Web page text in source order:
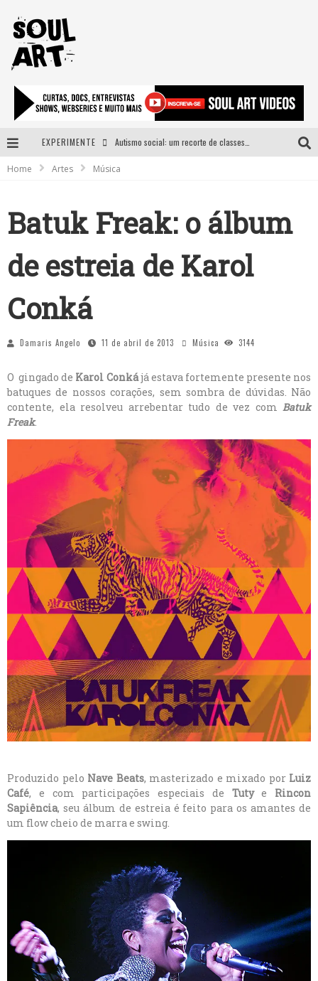
EXPERIMENTE
A subida da rampa é diferente!
Novo single de Arnaldo Tifu, “De Testa” explora brasilidade em sons, cores e símbolos
Home Artes Música
Batuk Freak: o álbum
de estreia de Karol
Conká
Damaris Angelo 11 de abril de 2013 Música 3144
O gingado de Karol Conkájá estava fortemente presente nos
batuques de nossos corações, sem sombra de dúvidas. Não
contente, ela resolveu arrebentar tudo de vez com Batuk
Freak.
Produzido pelo Nave Beats, masterizado e mixado por Luiz
Café, e com participações especiais de Tutye Rincon
Sapiência, seu álbum de estreia é feito para os amantes de
um flow cheio de marra e swing.